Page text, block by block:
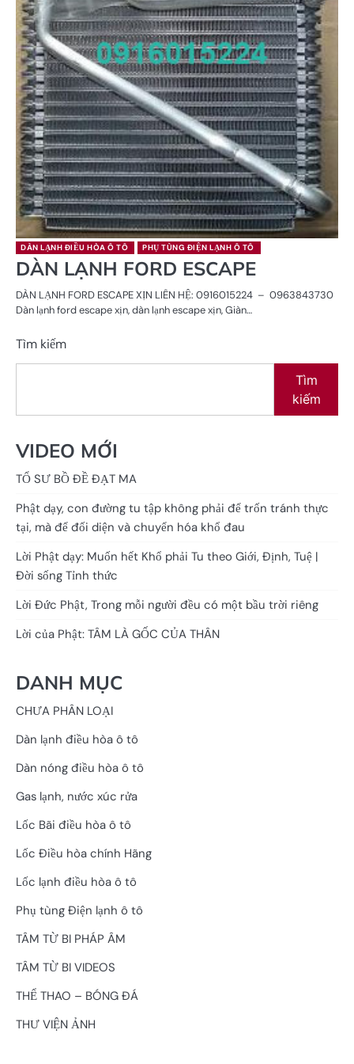
DÀN LẠNH ĐIỀU HÒA Ô TÔ PHỤ TÙNG ĐIỆN LẠNH Ô TÔ
DÀN LẠNH FORD ESCAPE
DÀN LẠNH FORD ESCAPE XỊN LIÊN HỆ: 0916015224 – 0963843730
Dàn lạnh ford escape xịn, dàn lạnh escape xịn, Giàn…
Tìm kiếm
Tìm
kiếm
VIDEO MỚI
TỔ SƯ BỒ ĐỀ ĐẠT MA
Phật dạy, con đường tu tập không phải để trốn tránh thực
tại, mà để đối diện và chuyển hóa khổ đau
Lời Phật dạy: Muốn hết Khổ phải Tu theo Giới, Định, Tuệ |
Đời sống Tỉnh thức
Lời Đức Phật, Trong mỗi người đều có một bầu trời riêng
Lời của Phật: TÂM LÀ GỐC CỦA THÂN
DANH MỤC
CHƯA PHÂN LOẠI
Dàn lạnh điều hòa ô tô
Dàn nóng điều hòa ô tô
Gas lạnh, nước xúc rửa
Lốc Bãi điều hòa ô tô
Lốc Điều hòa chính Hãng
Lốc lạnh điều hòa ô tô
Phụ tùng Điện lạnh ô tô
TÂM TỪ BI PHÁP ÂM
TÂM TỪ BI VIDEOS
THỂ THAO – BÓNG ĐÁ
THƯ VIỆN ẢNH